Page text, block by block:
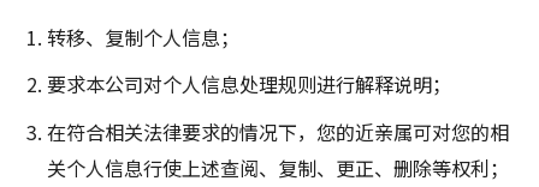
转移、复制个人信息；
要求本公司对个人信息处理规则进行解释说明；
在符合相关法律要求的情况下，您的近亲属可对您的相
关个人信息行使上述查阅、复制、更正、删除等权利；